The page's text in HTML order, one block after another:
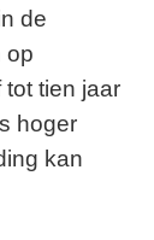
de
op
tien jaar
hoger
kan